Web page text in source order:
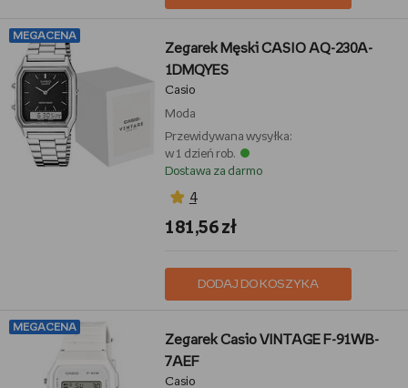
MEGACENA
Zegarek Męski CASIO AQ-230A-
1DMQYES
Casio
Moda
Przewidywana wysyłka:
w 1 dzień rob.
Dostawa za darmo
4
181,56 zł
DODAJ DO KOSZYKA
MEGACENA
Zegarek Casio VINTAGE F-91WB-
7AEF
Casio